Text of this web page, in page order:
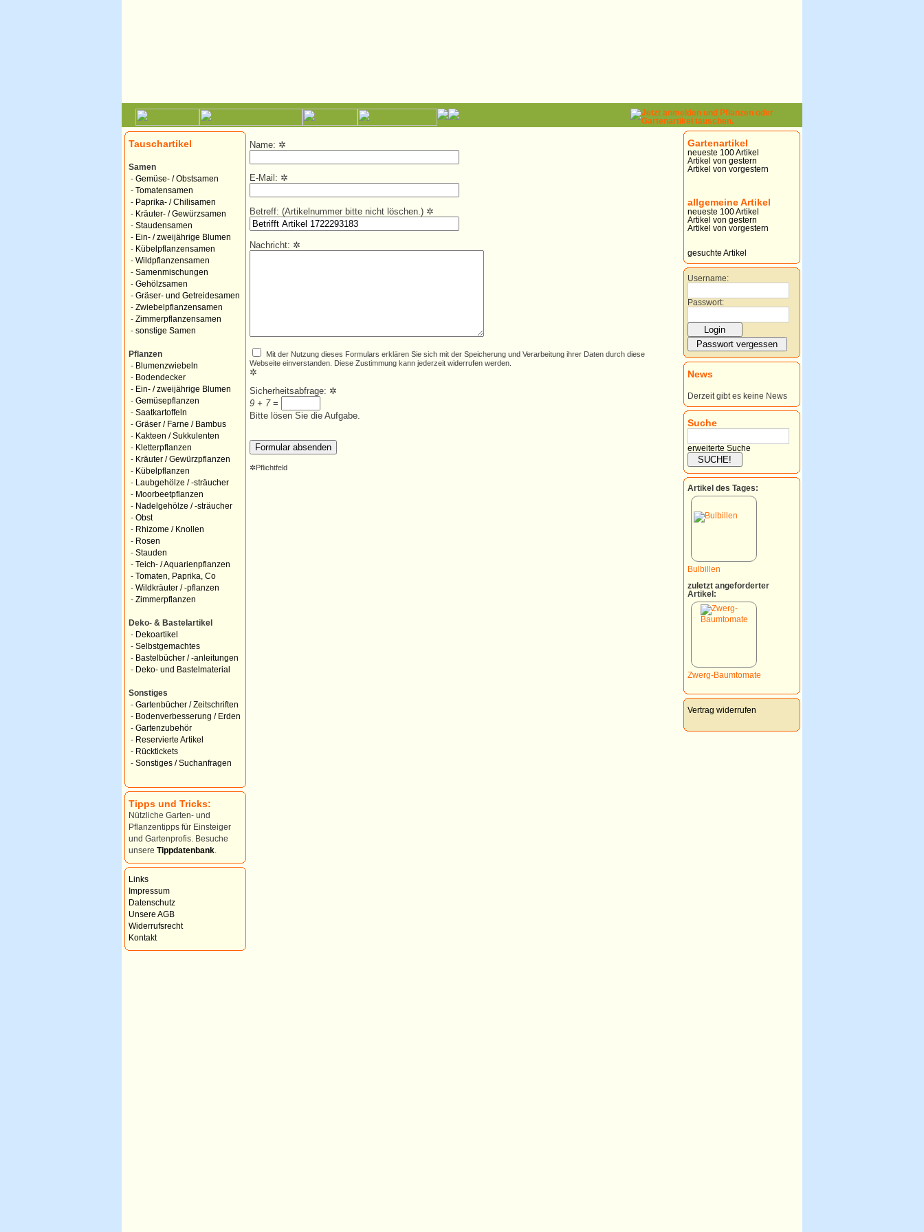
Tauschartikel
Samen
- Gemüse- / Obstsamen
- Tomatensamen
- Paprika- / Chilisamen
- Kräuter- / Gewürzsamen
- Staudensamen
- Ein- / zweijährige Blumen
- Kübelpflanzensamen
- Wildpflanzensamen
- Samenmischungen
- Gehölzsamen
- Gräser- und Getreidesamen
- Zwiebelpflanzensamen
- Zimmerpflanzensamen
- sonstige Samen
Pflanzen
- Blumenzwiebeln
- Bodendecker
- Ein- / zweijährige Blumen
- Gemüsepflanzen
- Saatkartoffeln
- Gräser / Farne / Bambus
- Kakteen / Sukkulenten
- Kletterpflanzen
- Kräuter / Gewürzpflanzen
- Kübelpflanzen
-
Laubgehölze / -sträucher
- Moorbeetpflanzen
- Nadelgehölze / -sträucher
- Obst
- Rhizome / Knollen
- Rosen
- Stauden
- Teich- / Aquarienpflanzen
- Tomaten, Paprika, Co
- Wildkräuter / -pflanzen
- Zimmerpflanzen
Deko- & Bastelartikel
- Dekoartikel
- Selbstgemachtes
- Bastelbücher / -anleitungen
- Deko- und Bastelmaterial
Sonstiges
- Gartenbücher / Zeitschriften
- Bodenverbesserung / Erden
- Gartenzubehör
- Reservierte Artikel
- Rücktickets
- Sonstiges / Suchanfragen
Tipps und Tricks:
Nützliche Garten- und
Pflanzentipps für Einsteiger
und Gartenprofis. Besuche
unsere Tippdatenbank
Links
Impressum
Datenschutz
Unsere AGB
Widerrufsrecht
Kontakt
Name: ✲
E-Mail: ✲
Betreff: (Artikelnummer bitte nicht löschen.) ✲
Nachricht: ✲
Mit der Nutzung dieses Formulars erklären Sie sich mit der Speicherung und Verarbeitung ihrer Daten durch diese
Webseite einverstanden. Diese Zustimmung kann jederzeit widerrufen werden.
✲
Sicherheitsabfrage: ✲
9 + 7=
Bitte lösen Sie die Aufgabe.
✲Pflichtfeld
Gartenartikel
neueste 100 Artikel
Artikel von gestern
Artikel von vorgestern
allgemeine Artikel
neueste 100 Artikel
Artikel von gestern
Artikel von vorgestern
gesuchte Artikel
Username:
Passwort:
News
Derzeit gibt es keine News
Suche
erweiterte Suche
Artikel des Tages:
Bulbillen
zuletzt angeforderter
Artikel:
Zwerg-Baumtomate
Vertrag widerrufen